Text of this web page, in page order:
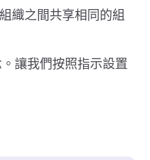
織之間共享相同的組
讓我們按照指示設置